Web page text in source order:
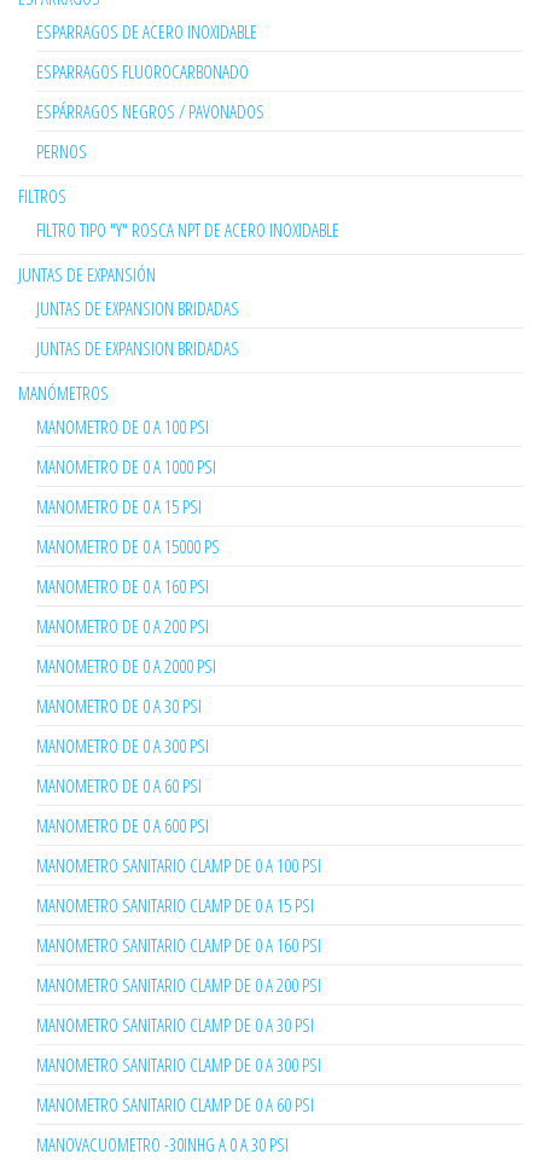
ESPARRAGOS DE ACERO INOXIDABLE
ESPARRAGOS FLUOROCARBONADO
ESPÁRRAGOS NEGROS / PAVONADOS
PERNOS
FILTROS
FILTRO TIPO "Y" ROSCA NPT DE ACERO INOXIDABLE
JUNTAS DE EXPANSIÓN
JUNTAS DE EXPANSION BRIDADAS
JUNTAS DE EXPANSION BRIDADAS
MANÓMETROS
MANOMETRO DE 0 A 100 PSI
MANOMETRO DE 0 A 1000 PSI
MANOMETRO DE 0 A 15 PSI
MANOMETRO DE 0 A 15000 PS
MANOMETRO DE 0 A 160 PSI
MANOMETRO DE 0 A 200 PSI
MANOMETRO DE 0 A 2000 PSI
MANOMETRO DE 0 A 30 PSI
MANOMETRO DE 0 A 300 PSI
MANOMETRO DE 0 A 60 PSI
MANOMETRO DE 0 A 600 PSI
MANOMETRO SANITARIO CLAMP DE 0 A 100 PSI
MANOMETRO SANITARIO CLAMP DE 0 A 15 PSI
MANOMETRO SANITARIO CLAMP DE 0 A 160 PSI
MANOMETRO SANITARIO CLAMP DE 0 A 200 PSI
MANOMETRO SANITARIO CLAMP DE 0 A 30 PSI
MANOMETRO SANITARIO CLAMP DE 0 A 300 PSI
MANOMETRO SANITARIO CLAMP DE 0 A 60 PSI
MANOVACUOMETRO -30INHG A 0 A 30 PSI